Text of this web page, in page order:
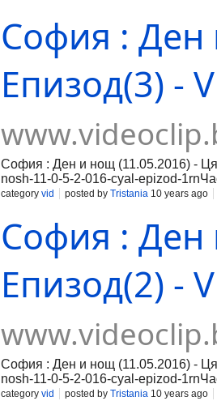
София : Ден
Епизод(3) -
София : Ден и нощ (11.05.2016) -
nosh-11-0-5-2-016-cyal-epizod-
016-cyal-epizod-2rnЧаст 3:https://
category vid posted by Tristania 10 years ago
София : Ден
Епизод(2) -
София : Ден и нощ (11.05.2016) -
nosh-11-0-5-2-016-cyal-epizod-
016-cyal-epizod-2rnЧаст 3:https://
category vid posted by Tristania 10 years ago